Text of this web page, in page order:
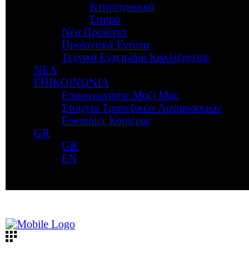
Κτηνοτροφικά
Σιτηρά
Νέα Προϊόντα
Προϊοντικά Έντυπα
Τεχνικά Εγχειρίδια Καλλιέργειας
ΝΕΑ
ΕΠΙΚΟΙΝΩΝΙΑ
Επικοινωνήστε Μαζί Μας
Στοιχεία Τραπεζικών Λογαριασμών
Ευκαιρίες Καριέρας
GR
GR
EN